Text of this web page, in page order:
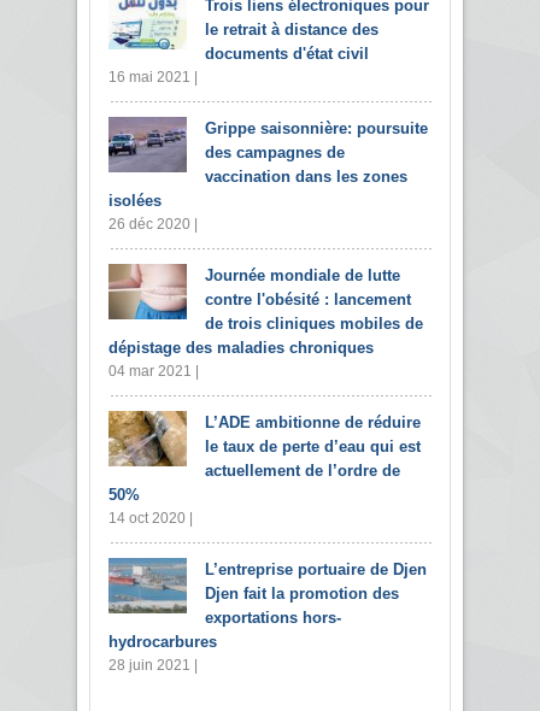
Trois liens électroniques pour
le retrait à distance des
documents d'état civil
16 mai 2021 |
Grippe saisonnière: poursuite
des campagnes de
vaccination dans les zones
isolées
26 déc 2020 |
Journée mondiale de lutte
contre l'obésité : lancement
de trois cliniques mobiles de
dépistage des maladies chroniques
04 mar 2021 |
L’ADE ambitionne de réduire
le taux de perte d’eau qui est
actuellement de l’ordre de
50%
14 oct 2020 |
L’entreprise portuaire de Djen
Djen fait la promotion des
exportations hors-
hydrocarbures
28 juin 2021 |